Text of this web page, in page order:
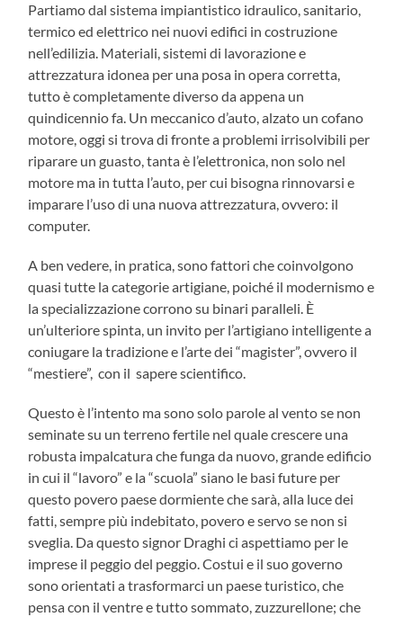
Partiamo dal sistema impiantistico idraulico, sanitario,
termico ed elettrico nei nuovi edifici in costruzione
nell’edilizia. Materiali, sistemi di lavorazione e
attrezzatura idonea per una posa in opera corretta,
tutto è completamente diverso da appena un
quindicennio fa. Un meccanico d’auto, alzato un cofano
motore, oggi si trova di fronte a problemi irrisolvibili per
riparare un guasto, tanta è l’elettronica, non solo nel
motore ma in tutta l’auto, per cui bisogna rinnovarsi e
imparare l’uso di una nuova attrezzatura, ovvero: il
computer.
A ben vedere, in pratica, sono fattori che coinvolgono
quasi tutte la categorie artigiane, poiché il modernismo e
la specializzazione corrono su binari paralleli. È
un’ulteriore spinta, un invito per l’artigiano intelligente a
coniugare la tradizione e l’arte dei “magister”, ovvero il
“mestiere”, con il sapere scientifico.
Questo è l’intento ma sono solo parole al vento se non
seminate su un terreno fertile nel quale crescere una
robusta impalcatura che funga da nuovo, grande edificio
in cui il “lavoro” e la “scuola” siano le basi future per
questo povero paese dormiente che sarà, alla luce dei
fatti, sempre più indebitato, povero e servo se non si
sveglia. Da questo signor Draghi ci aspettiamo per le
imprese il peggio del peggio. Costui e il suo governo
sono orientati a trasformarci un paese turistico, che
pensa con il ventre e tutto sommato, zuzzurellone; che